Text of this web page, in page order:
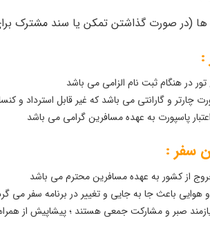
:
چارتر و گارانتی می باشد که غیر قابل استرداد و
پاسپورت به عهده مسافرین گرامی می باشد
سفر :
از کشور به عهده مسافرین محترم می باشد
هوایی باعث جا به جایی و تغییر در برنامه سفر می
صبر و مشارکت جمعی هستند ؛ پیشاپیش از